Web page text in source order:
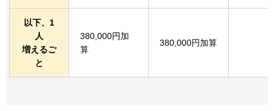
以下、1
人
増えるご
と
380,000円加
算
380,000円加算